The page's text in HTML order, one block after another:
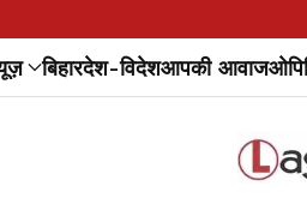
बिहारदेश-विदेशआपकी आवाज